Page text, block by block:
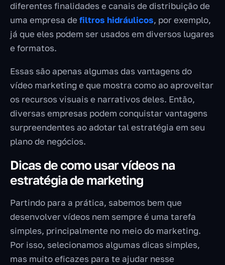
diferentes finalidades e canais de distribuição de
uma empresa de filtros hidráulicos, por exemplo,
já que eles podem ser usados em diversos lugares
e formatos.
Essas são apenas algumas das vantagens do
vídeo marketing e que mostra como ao aproveitar
os recursos visuais e narrativos deles. Então,
diversas empresas podem conquistar vantagens
surpreendentes ao adotar tal estratégia em seu
plano de negócios.
Dicas de como usar vídeos na
estratégia de marketing
Partindo para a prática, sabemos bem que
desenvolver vídeos nem sempre é uma tarefa
simples, principalmente no meio do marketing.
Por isso, selecionamos algumas dicas simples,
mas muito eficazes para te ajudar nesse